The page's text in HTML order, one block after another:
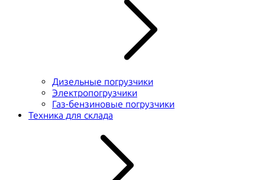
Дизельные погрузчики
Электропогрузчики
Газ-бензиновые погрузчики
Техника для склада